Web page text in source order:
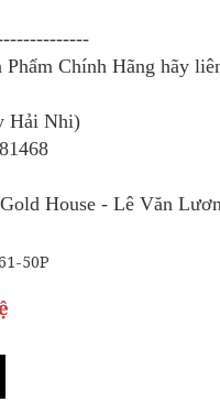
Phẩm Chính Hãnghãy
Hải Nhi)
House - Lê Văn
50P